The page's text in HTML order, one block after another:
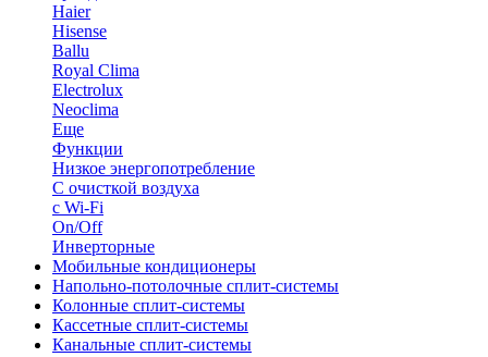
Haier
Hisense
Ballu
Royal Clima
Electrolux
Neoclima
Еще
Функции
Низкое энергопотребление
С очисткой воздуха
с Wi-Fi
On/Off
Инверторные
Мобильные кондиционеры
Напольно-потолоч​ные ​сплит-системы
Колонные ​​сплит-системы
Кассетные сплит-системы
Канальные сплит-системы